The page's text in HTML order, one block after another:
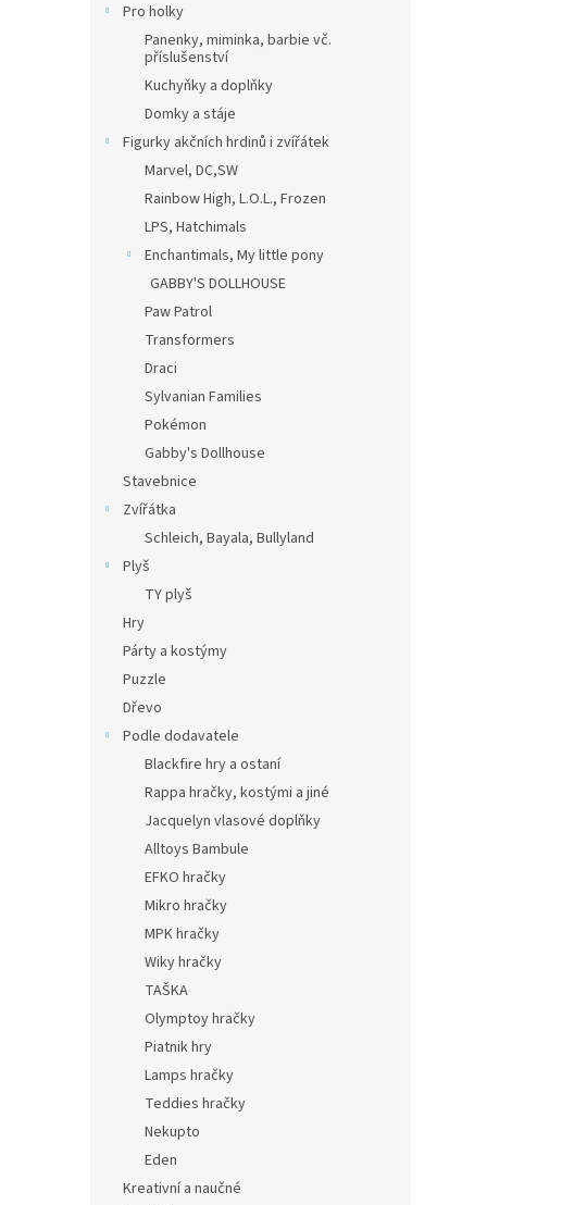
Pro holky
Panenky, miminka, barbie vč.
příslušenství
Kuchyňky a doplňky
Domky a stáje
Figurky akčních hrdinů i zvířátek
Marvel, DC,SW
Rainbow High, L.O.L., Frozen
LPS, Hatchimals
Enchantimals, My little pony
GABBY'S DOLLHOUSE
Paw Patrol
Transformers
Draci
Sylvanian Families
Pokémon
Gabby's Dollhouse
Stavebnice
Zvířátka
Schleich, Bayala, Bullyland
Plyš
TY plyš
Hry
Párty a kostýmy
Puzzle
Dřevo
Podle dodavatele
Blackfire hry a ostaní
Rappa hračky, kostými a jiné
Jacquelyn vlasové doplňky
Alltoys Bambule
EFKO hračky
Mikro hračky
MPK hračky
Wiky hračky
TAŠKA
Olymptoy hračky
Piatnik hry
Lamps hračky
Teddies hračky
Nekupto
Eden
Kreativní a naučné